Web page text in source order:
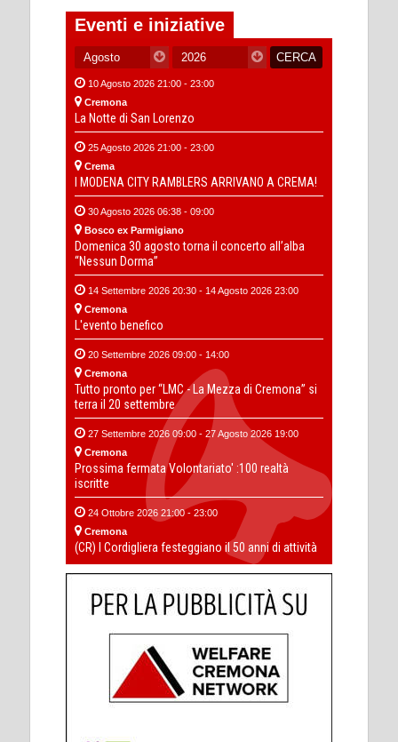
Eventi e iniziative
10 Agosto 2026 21:00 - 23:00
Cremona
La Notte di San Lorenzo
25 Agosto 2026 21:00 - 23:00
Crema
I MODENA CITY RAMBLERS ARRIVANO A CREMA!
30 Agosto 2026 06:38 - 09:00
Bosco ex Parmigiano
Domenica 30 agosto torna il concerto all’alba
“Nessun Dorma”
14 Settembre 2026 20:30 - 14 Agosto 2026 23:00
Cremona
L'evento benefico
20 Settembre 2026 09:00 - 14:00
Cremona
Tutto pronto per “LMC - La Mezza di Cremona” si
terra il 20 settembre
27 Settembre 2026 09:00 - 27 Agosto 2026 19:00
Cremona
Prossima fermata Volontariato' :100 realtà
iscritte
24 Ottobre 2026 21:00 - 23:00
Cremona
(CR) I Cordigliera festeggiano il 50 anni di attività